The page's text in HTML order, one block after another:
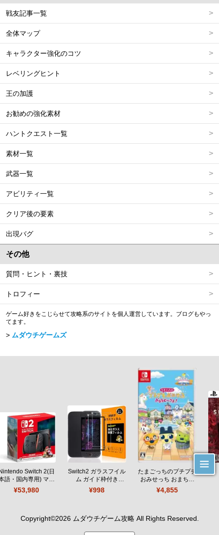
戦友記事一覧
全体マップ
キャラクター強化のコツ
レベリングヒント
王の加護
お勧めの強化素材
ハントクエスト一覧
素材一覧
武器一覧
アビリティ一覧
クリア後の要素
出現バグ
その他
質問・ヒント・裏技
トロフィー
ゲーム好きをこじらせて攻略系のサイトを個人運営しています。ブログもやっ
てます。
ムダウチゲームズ
Switch 2(日
語・国内専用) マリ
カート ワールド セ
ット
¥53,980
Switch2 ガラスフイル
ム ガイド枠付き
【Seninhi 】【2枚セ
¥998
たまごっちのプチプチ
おみせっち おまちど
～さま！
¥4,855
Copyright©2026 ムダウチゲーム攻略All Rights Reserved.